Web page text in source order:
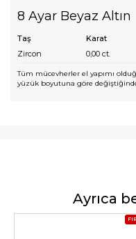
8 Ayar Beyaz Altın
Taş Karat
Zircon
0,00 ct.
Tüm mücevherler el yapımı
yüzük boyutuna göre
Ayrıca